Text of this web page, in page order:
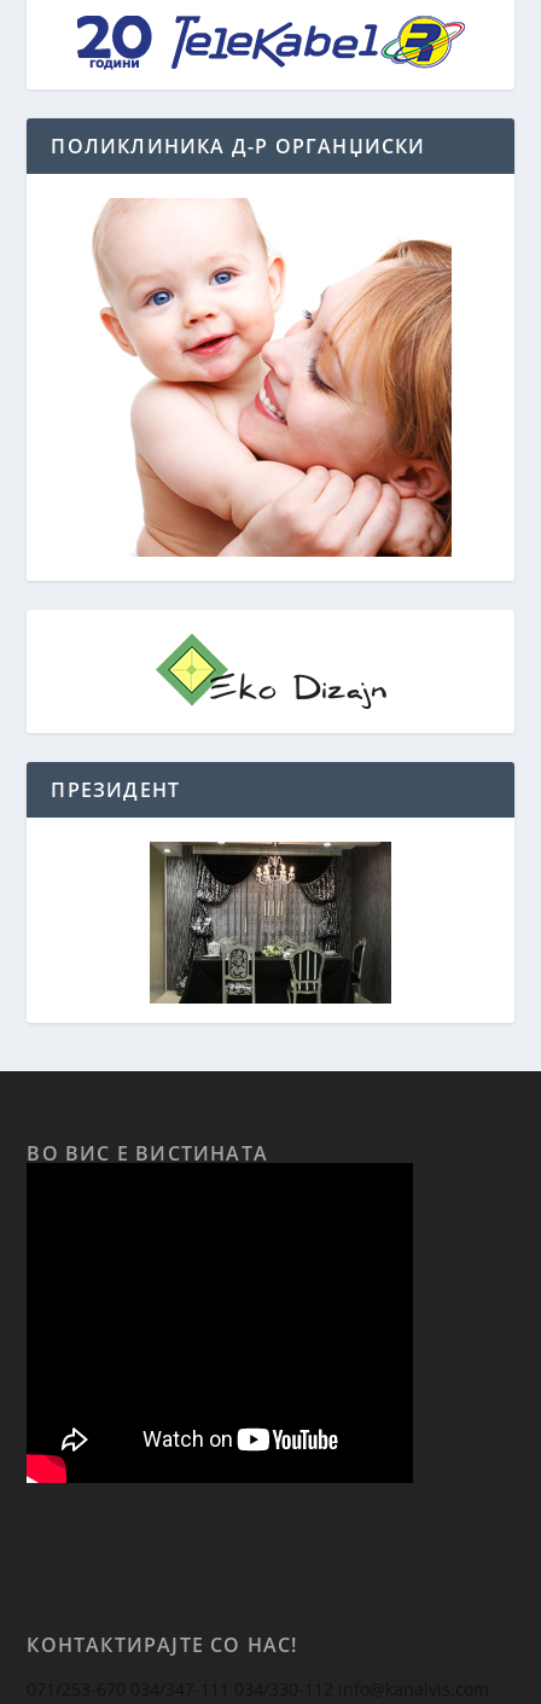
ПОЛИКЛИНИКА Д-Р ОРГАНЏИСКИ
ПРЕЗИДЕНТ
ВО ВИС Е ВИСТИНАТА
КОНТАКТИРАЈТЕ СО НАС!